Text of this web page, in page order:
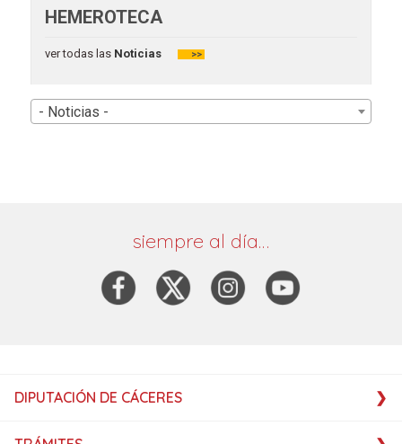
HEMEROTECA
ver todas lasNoticias >>
- Noticias -
siempre al día…
DIPUTACIÓN DE CÁCERES